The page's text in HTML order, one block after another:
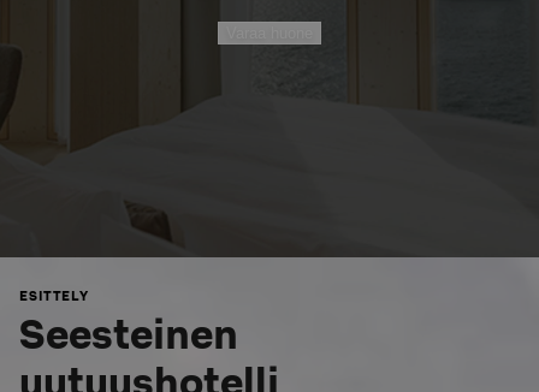
ESITTELY
Seesteinen